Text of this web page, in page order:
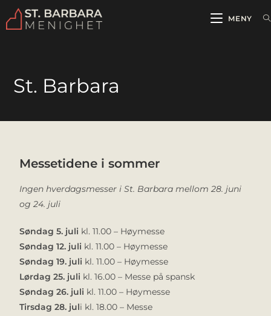
MENY
St. Barbara
Messetidene i sommer
Ingen hverdagsmesser i St. Barbara mellom 28. juni
og 24. juli
Søndag 5. juli kl. 11.00 – Høymesse
Søndag 12. juli kl. 11.00 – Høymesse
Søndag 19. juli kl. 11.00 – Høymesse
Lørdag 25. juli kl. 16.00 – Messe på spansk
Søndag 26. juli kl. 11.00 – Høymesse
Tirsdag 28. juli kl. 18.00 – Messe